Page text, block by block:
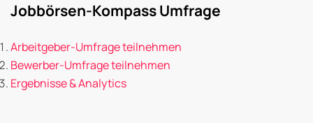
Jobbörsen-Kompass Umfrage
Arbeitgeber-Umfrage teilnehmen
Bewerber-Umfrage teilnehmen
Ergebnisse & Analytics